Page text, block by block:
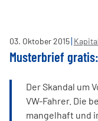
03. Oktober2015
Musterbrief
Der Skandal um
VW-Fahrer. Die
mangelhaft und